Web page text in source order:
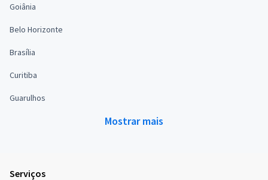
Goiânia
Belo Horizonte
Brasília
Curitiba
Guarulhos
Mostrar mais
Serviços